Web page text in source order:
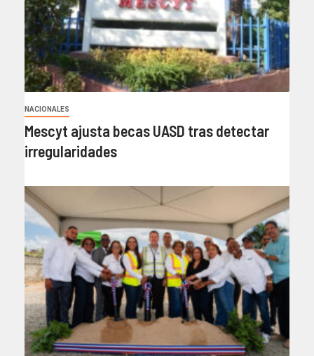
NACIONALES
Mescyt ajusta becas UASD tras detectar
irregularidades